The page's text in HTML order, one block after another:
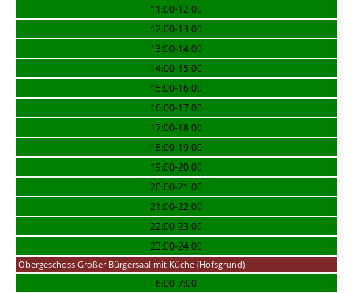
11:00-12:00
12:00-13:00
13:00-14:00
14:00-15:00
15:00-16:00
16:00-17:00
17:00-18:00
18:00-19:00
19:00-20:00
20:00-21:00
21:00-22:00
22:00-23:00
23:00-24:00
Obergeschoss Großer Bürgersaal mit Küche (Hofsgrund)
6:00-7:00